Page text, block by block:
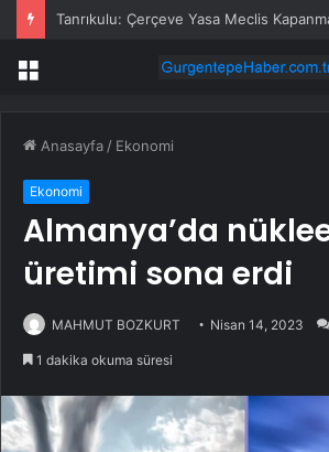
Tanrıkulu: Çerçeve Yasa Meclis
Menü
Anasayfa / Ekonomi
Ekonomi
Almanya’da
üretimi sona erdi
MAHMUT BOZKURT Nisan 14, 2023
1 dakika okuma süresi